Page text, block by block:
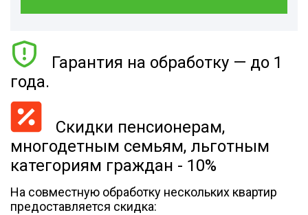
Гарантия на обработку — до 1
года.
Скидки пенсионерам,
многодетным семьям, льготным
категориям граждан - 10%
На совместную обработку нескольких квартир
предоставляется скидка: